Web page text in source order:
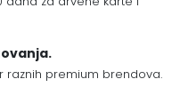
raznih premium brendova.